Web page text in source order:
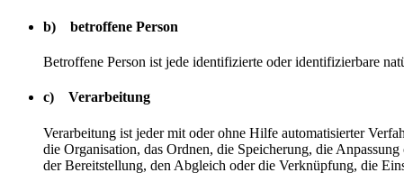
b) betroffene Person
Betroffene Person ist jede identifizierte oder identifizierbare
c) Verarbeitung
Verarbeitung ist jeder mit oder ohne Hilfe automatisierter
die Organisation, das Ordnen, die Speicherung, die
der Bereitstellung, den Abgleich oder die Verknüpfung, die